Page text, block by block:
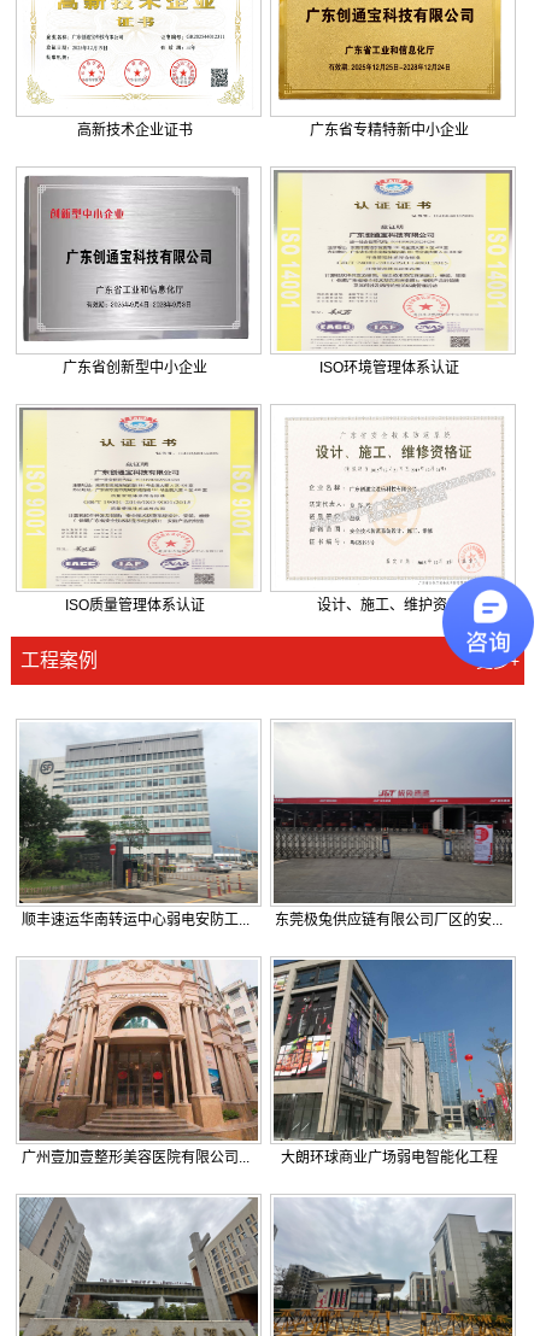
. 九丰能源弱电系统智能化集成工...
. 广东外语外贸大学附设河源外国...
. 巨正源科技有限公司综合弱电智...
. 美盈森综合弱电智能化工程签约...
. 大朗环球商业广场弱电智能化工...
. 米兰公馆弱电智能化工程
高新技术企业证书 广东省专精特新中小企业
广东省创新型中小企业 ISO环境管理体系认证
ISO质量管理体系认证 设计、施工、维护资质
工程案例 更多+
顺丰速运华南转运中心弱电安防工... 东莞极兔供应链有限公司厂区的安...
广州壹加壹整形美容医院有限公司... 大朗环球商业广场弱电智能化工程